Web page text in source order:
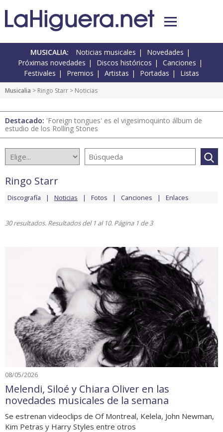
MUSICALIA: Noticias musicales
Novedades
Próximas novedades
Discos históricos
Canciones
Festivales
Premios Artistas Portadas Listas
Musicalia > Ringo Starr > Noticias
Destacado: 'Foreign tongues' es el vigesimoquinto álbum de
estudio de los Rolling Stones
Ringo Starr
Discografía Noticias Fotos Canciones Enlaces
30 resultados. Resultados del 1 al 10. Página 1 de 3
08/05/2026
Melendi, Siloé y Chiara Oliver en las
novedades musicales de la semana
Se estrenan videoclips de Of Montreal, Kelela, John Newman,
Kim Petras y Harry Styles entre otros